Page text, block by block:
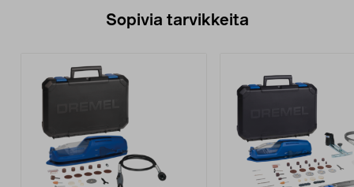
Sopivia tarvikkeita